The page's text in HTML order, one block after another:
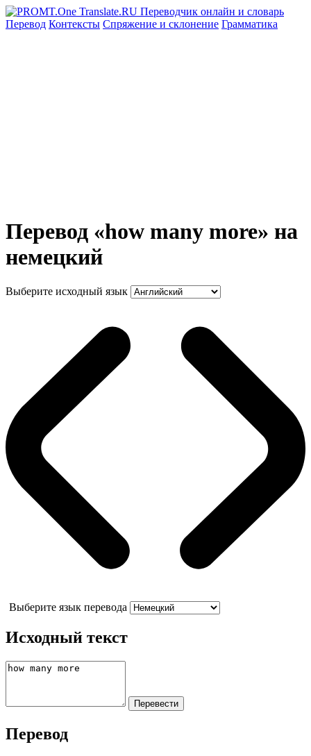
Перевод Контексты Спряжение и склонение Грамматика
Перевод «how many more» на
немецкий
Выберите исходный язык
Выберите язык перевода
Исходный текст
Перевод